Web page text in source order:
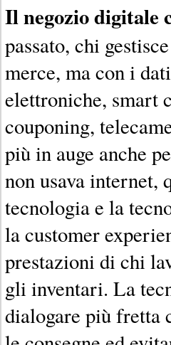
Il negozio digitale
passato, chi
merce, ma con i
elettroniche, smart
couponing,
più in auge anche
non usava
tecnologia e la
la customer
prestazioni di chi
gli inventari. La
dialogare più fretta